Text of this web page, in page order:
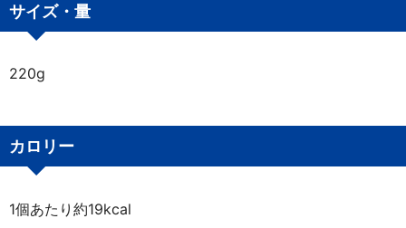
サイズ・量
220g
カロリー
1個あたり約19kcal